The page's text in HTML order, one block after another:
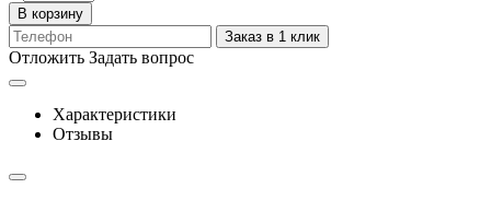
В корзину
Заказ в 1 клик
Отложить Задать вопрос
Характеристики
Отзывы